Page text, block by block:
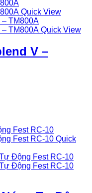
Quick View
Quick View
V –
Quick